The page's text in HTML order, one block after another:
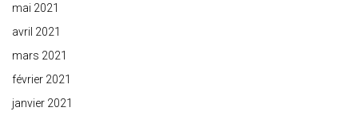
mai 2021
avril 2021
mars 2021
février 2021
janvier 2021